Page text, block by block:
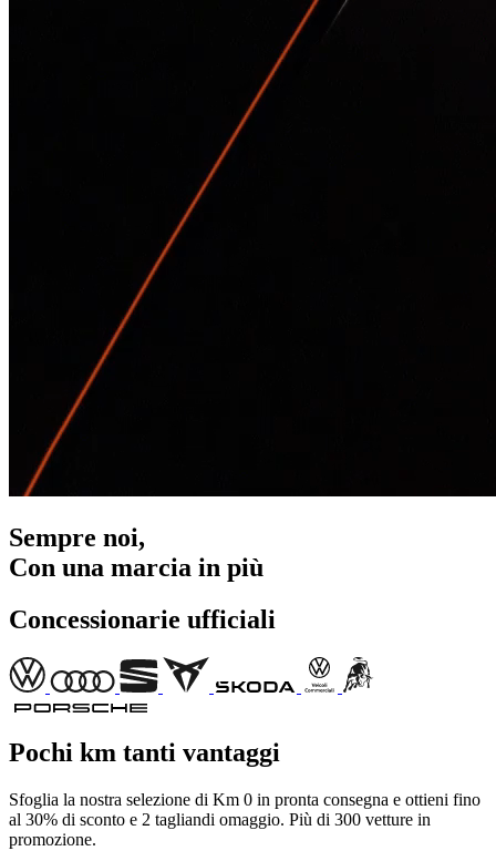
Sempre noi,
Con una marcia in più
Concessionarie ufficiali
Pochi km tanti vantaggi
Sfoglia la nostra selezione di Km 0 in pronta consegna e ottieni fino
al 30% di sconto e 2 tagliandi omaggio. Più di 300 vetture in
promozione.